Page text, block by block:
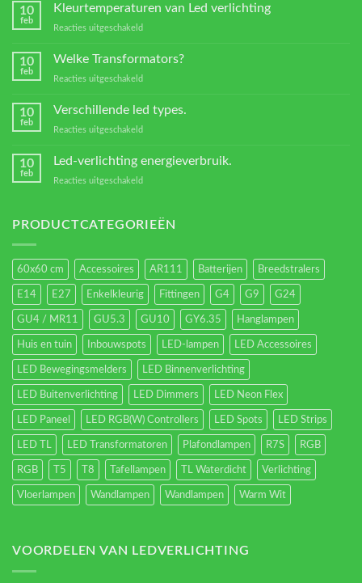
10
feb
Kleurtemperaturen van Led verlichting
Reacties uitgeschakeld
verlichting
10
feb
Welke Transformators?
Reacties uitgeschakeld
Transformators?
10
feb
Verschillende led types.
Reacties uitgeschakeld
10
feb
Led-verlichting energieverbruik.
Reacties uitgeschakeld
energieverbruik.
PRODUCTCATEGORIEËN
60x60 cm Accessoires AR111 Batterijen Breedstralers
E14 E27 Enkelkleurig Fittingen G4 G9 G24
GU4 / MR11 GU5.3 GU10 GY6.35 Hanglampen
Huis en tuin Inbouwspots LED-lampen LED Accessoires
LED Bewegingsmelders LED Binnenverlichting
LED Buitenverlichting LED Dimmers LED Neon Flex
LED Paneel LED RGB(W) Controllers LED Spots LED Strips
LED TL LED Transformatoren Plafondlampen R7S RGB
RGB T5 T8 Tafellampen TL Waterdicht Verlichting
Vloerlampen Wandlampen Wandlampen Warm Wit
VOORDELEN VAN LEDVERLICHTING